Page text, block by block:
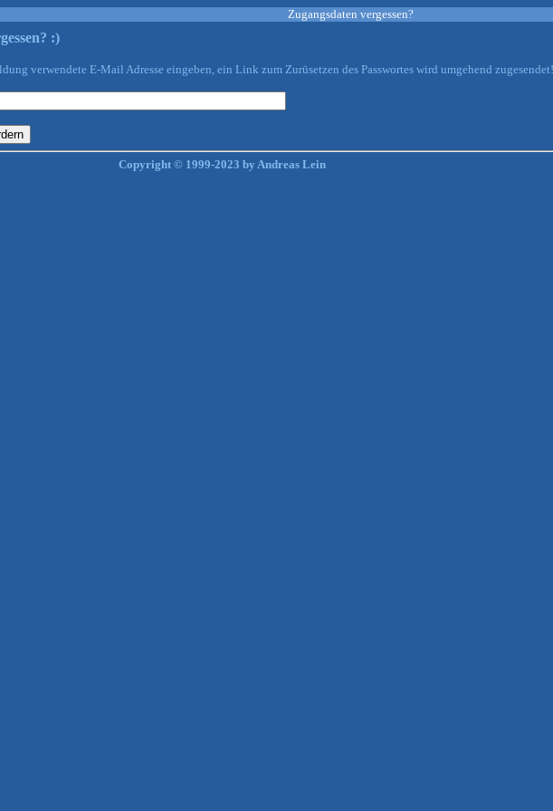
Zugangsdaten vergessen?
:)
verwendete E-Mail Adresse eingeben, ein Link zum Zurüsetzen des Passwortes wird umgehend zugesendet!
Copyright © 1999-2023 by Andreas Lein